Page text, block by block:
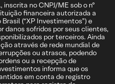
no CNPJ/ME sob o nº
financeira autorizada a
(“XP Investimentos”) e
danos sofridos por seus clientes,
por terceiros. Ainda
através de rede mundial de
ou atrasos, podendo
ou a recepção de
informa que os
em conta de registro